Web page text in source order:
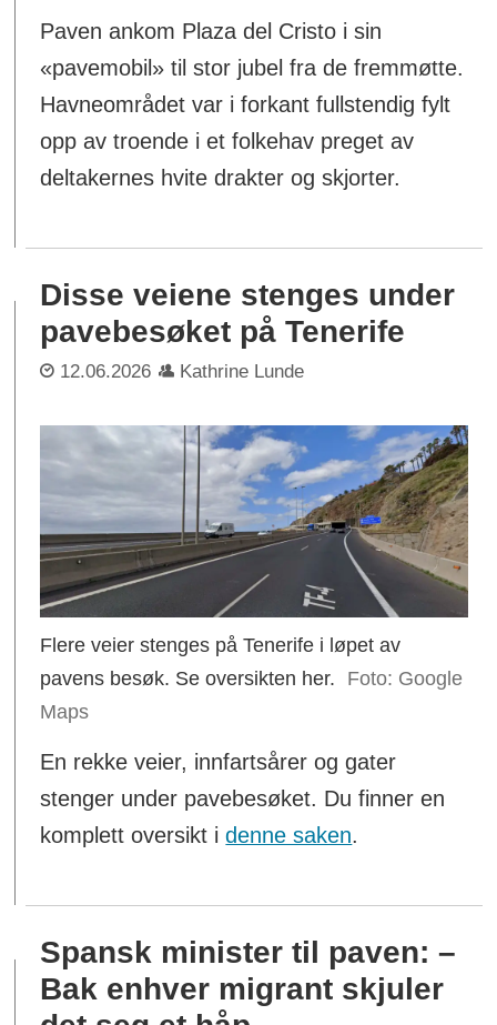
Paven ankom Plaza del Cristo i sin
«pavemobil» til stor jubel fra de fremmøtte.
Havneområdet var i forkant fullstendig fylt
opp av troende i et folkehav preget av
deltakernes hvite drakter og skjorter.
Disse veiene stenges under
pavebesøket på Tenerife
12.06.2026 Kathrine Lunde
Flere veier stenges på Tenerife i løpet av
pavens besøk. Se oversikten her.
Google
Maps
En rekke veier, innfartsårer og gater
stenger under pavebesøket. Du finner en
komplett oversikt idenne saken.
Spansk minister til paven: –
Bak enhver migrant skjuler